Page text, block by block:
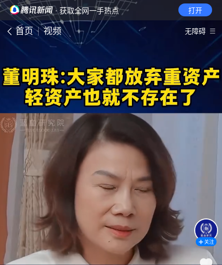
· 获取全网一手热点 打开
首页 视频 无障碍
关注